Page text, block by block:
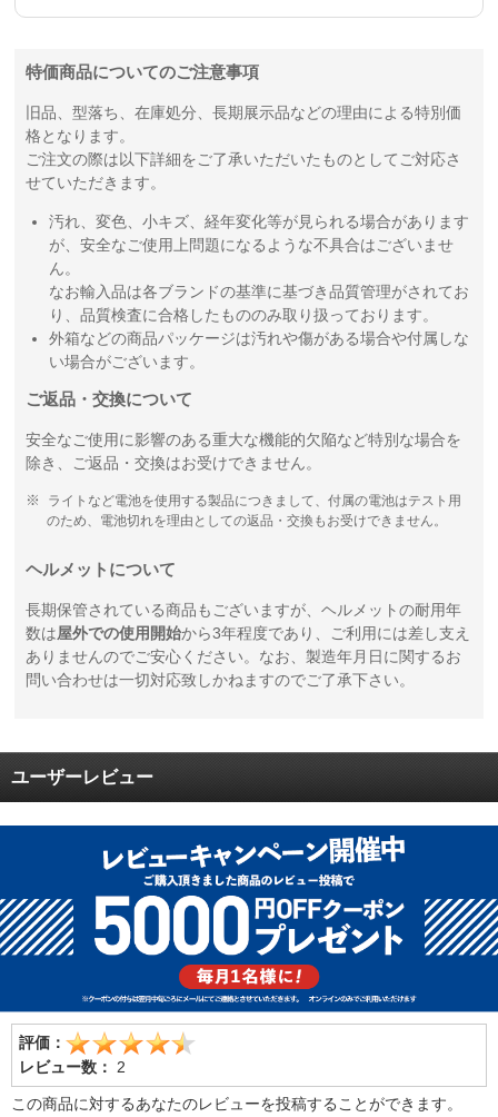
特価商品についてのご注意事項
旧品、型落ち、在庫処分、長期展示品などの理由による特別価
格となります。
ご注文の際は以下詳細をご了承いただいたものとしてご対応さ
せていただきます。
汚れ、変色、小キズ、経年変化等が見られる場合があります
が、安全なご使用上問題になるような不具合はございませ
ん。
なお輸入品は各ブランドの基準に基づき品質管理がされてお
り、品質検査に合格したもののみ取り扱っております。
外箱などの商品パッケージは汚れや傷がある場合や付属しな
い場合がございます。
ご返品・交換について
安全なご使用に影響のある重大な機能的欠陥など特別な場合を
除き、ご返品・交換はお受けできません。
ライトなど電池を使用する製品につきまして、付属の電池はテスト用
のため、電池切れを理由としての返品・交換もお受けできません。
ヘルメットについて
長期保管されている商品もございますが、ヘルメットの耐用年
数は屋外での使用開始から3年程度であり、ご利用には差し支え
ありませんのでご安心ください。なお、製造年月日に関するお
問い合わせは一切対応致しかねますのでご了承下さい。
ユーザーレビュー
評価：
レビュー数： 2
この商品に対するあなたのレビューを投稿することができます。